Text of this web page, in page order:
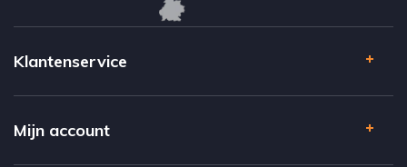
Klantenservice
Mijn account